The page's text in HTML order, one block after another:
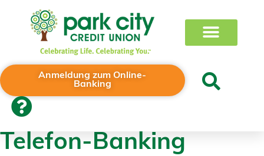
Anmeldung zum Online-
Banking
Telefon-Banking